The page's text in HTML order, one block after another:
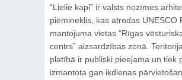
“Lielie kapi” ir valsts nozīmes
piemineklis, kas atrodas UNESCO
mantojuma vietas “Rīgas
centrs” aizsardzības zonā.
platībā ir publiski pieejama un tiek
izmantota gan ikdienas